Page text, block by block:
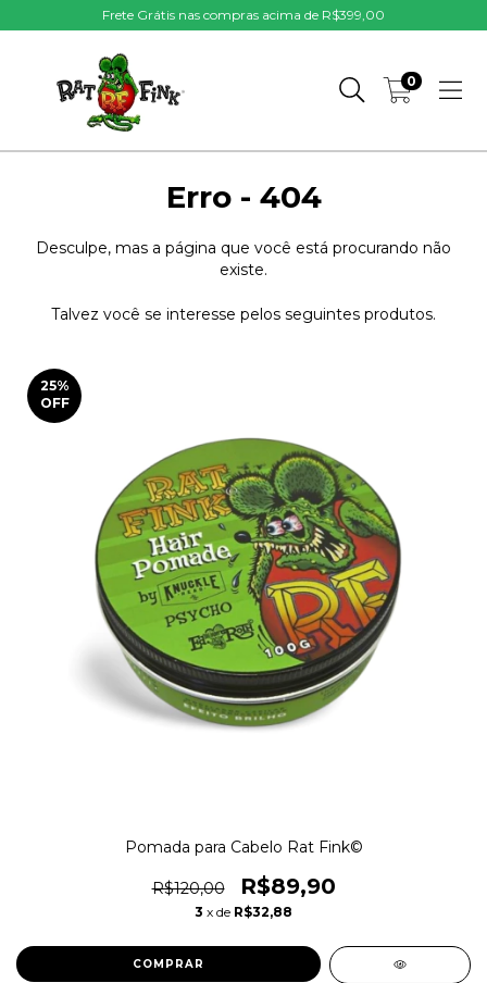
Frete Grátis nas compras acima de R$399,00
0
Erro - 404
Desculpe, mas a página que você está procurando não
existe.
Talvez você se interesse pelos seguintes produtos.
25%
OFF
Pomada para Cabelo Rat Fink©
R$120,00 R$89,90
3 x de R$32,88